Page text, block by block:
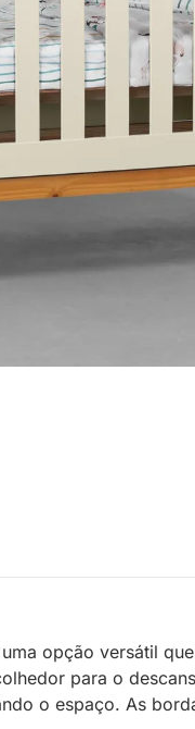
opção versátil
para o
o espaço. As